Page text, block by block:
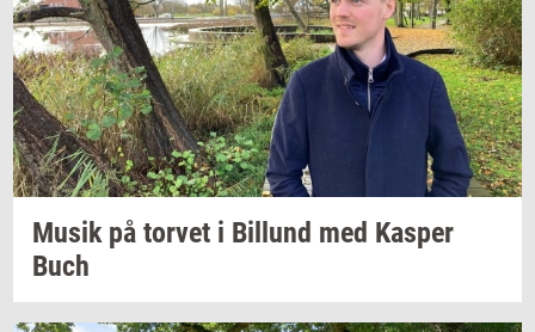
Musik på tor­vet i Bil­lund med Kas­per
Buch